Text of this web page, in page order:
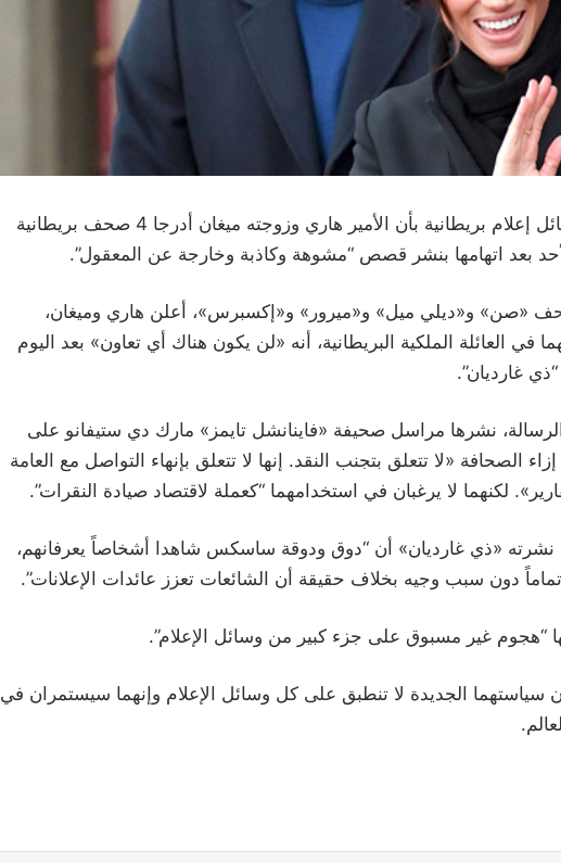
أفادت وسائل إعلام بريطانية بأن الأمير هاري وزوجته ميغان أدرجا 4 صحف بريطانية
بعد اتهامها بنشر قصص “مشوهة وكاذبة وخارجة عن المعقول”.
«صن» و«ديلي ميل» و«ميرور» و«إكسبرس»، أعلن هاري وميغان،
في العائلة الملكية البريطانية، أنه «لن يكون هناك أي تعاون» بعد اليوم
غارديان”.
نشرها مراسل صحيفة «فاينانشل تايمز» مارك دي ستيفانو على
الصحافة «لا تتعلق بتجنب النقد. إنها لا تتعلق بإنهاء التواصل مع العامة
لكنهما لا يرغبان في استخدامهما “كعملة لاقتصاد صيادة النقرات”.
«ذي غارديان» أن “دوق ودوقة ساسكس شاهدا أشخاصاً يعرفانهم،
دون سبب وجيه بخلاف حقيقة أن الشائعات تعزز عائدات الإعلانات”.
“هجوم غير مسبوق على جزء كبير من وسائل الإعلام”.
سياستهما الجديدة لا تنطبق على كل وسائل الإعلام وإنهما سيستمران في
.